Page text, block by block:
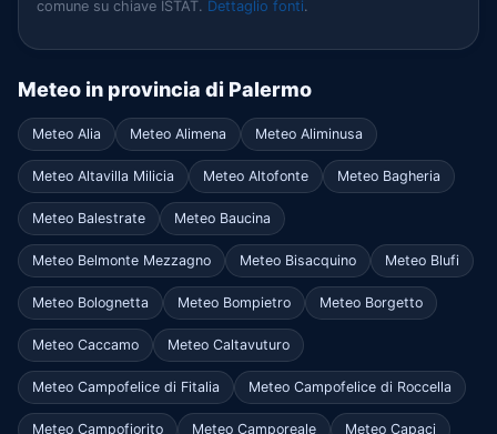
comune su chiave ISTAT. Dettaglio fonti.
Meteo in provincia di Palermo
Meteo Alia Meteo Alimena Meteo Aliminusa
Meteo Altavilla Milicia Meteo Altofonte Meteo Bagheria
Meteo Balestrate Meteo Baucina
Meteo Belmonte Mezzagno Meteo Bisacquino Meteo Blufi
Meteo Bolognetta Meteo Bompietro Meteo Borgetto
Meteo Caccamo Meteo Caltavuturo
Meteo Campofelice di Fitalia Meteo Campofelice di Roccella
Meteo Campofiorito Meteo Camporeale Meteo Capaci